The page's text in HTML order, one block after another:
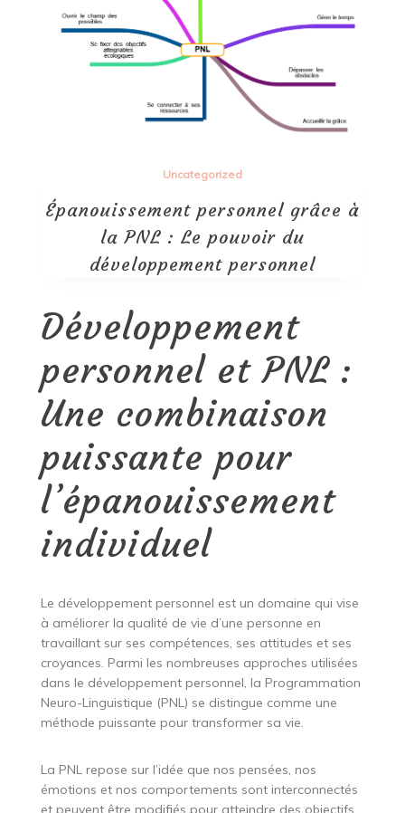
Uncategorized
Épanouissement personnel grâce à
la PNL : Le pouvoir du
développement personnel
Développement
personnel et PNL :
Une combinaison
puissante pour
l’épanouissement
individuel
Le développement personnel est un domaine qui vise
à améliorer la qualité de vie d’une personne en
travaillant sur ses compétences, ses attitudes et ses
croyances. Parmi les nombreuses approches utilisées
dans le développement personnel, la Programmation
Neuro-Linguistique (PNL) se distingue comme une
méthode puissante pour transformer sa vie.
La PNL repose sur l’idée que nos pensées, nos
émotions et nos comportements sont interconnectés